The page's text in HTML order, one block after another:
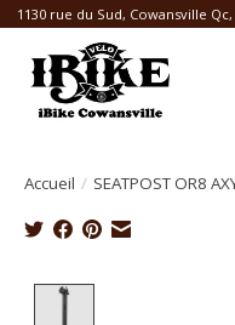
1130 rue du Sud, Cowansville Qc,
Accueil / SEATPOST OR8
Product